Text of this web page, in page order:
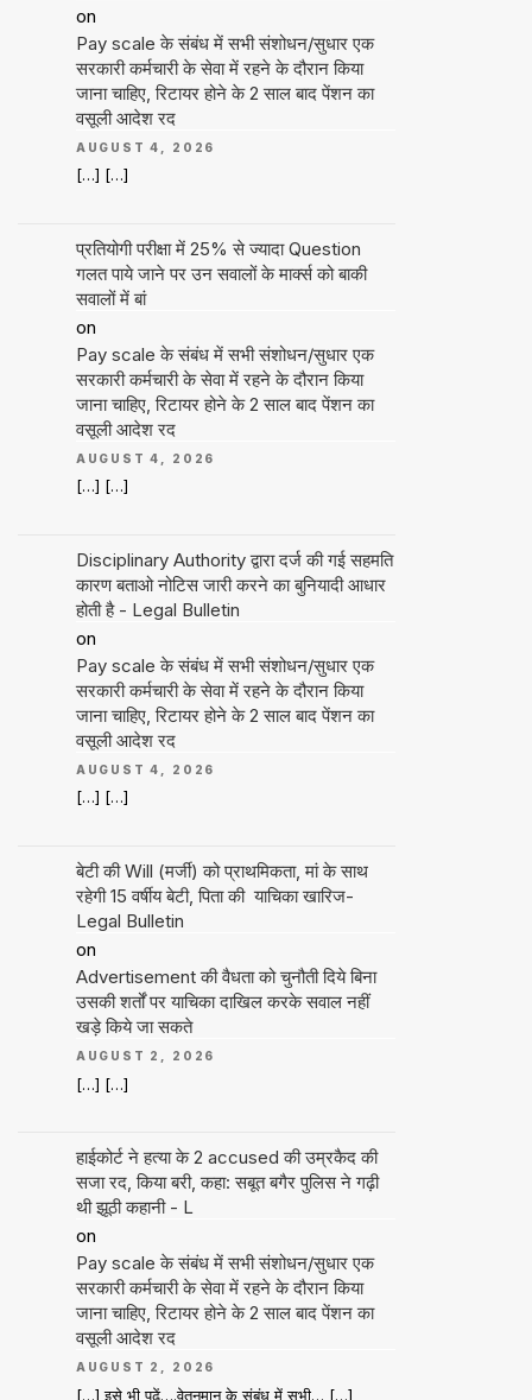
on
Pay scale के संबंध में सभी संशोधन/सुधार एक
सरकारी कर्मचारी के सेवा में रहने के दौरान किया
जाना चाहिए, रिटायर होने के 2 साल बाद पेंशन का
वसूली आदेश रद
AUGUST 4, 2026
[…] […]
प्रतियोगी परीक्षा में 25% से ज्यादा Question
गलत पाये जाने पर उन सवालों के मार्क्स को बाकी
सवालों में बां
on
Pay scale के संबंध में सभी संशोधन/सुधार एक
सरकारी कर्मचारी के सेवा में रहने के दौरान किया
जाना चाहिए, रिटायर होने के 2 साल बाद पेंशन का
वसूली आदेश रद
AUGUST 4, 2026
[…] […]
Disciplinary Authority द्वारा दर्ज की गई सहमति
कारण बताओ नोटिस जारी करने का बुनियादी आधार
होती है - Legal Bulletin
on
Pay scale के संबंध में सभी संशोधन/सुधार एक
सरकारी कर्मचारी के सेवा में रहने के दौरान किया
जाना चाहिए, रिटायर होने के 2 साल बाद पेंशन का
वसूली आदेश रद
AUGUST 4, 2026
[…] […]
बेटी की Will (मर्जी) को प्राथमिकता, मां के साथ
रहेगी 15 वर्षीय बेटी, पिता की याचिका खारिज-
Legal Bulletin
on
Advertisement की वैधता को चुनौती दिये बिना
उसकी शर्तों पर याचिका दाखिल करके सवाल नहीं
खड़े किये जा सकते
AUGUST 2, 2026
[…] […]
हाईकोर्ट ने हत्या के 2 accused की उम्रकैद की
सजा रद, किया बरी, कहा: सबूत बगैर पुलिस ने गढ़ी
थी झूठी कहानी - L
on
Pay scale के संबंध में सभी संशोधन/सुधार एक
सरकारी कर्मचारी के सेवा में रहने के दौरान किया
जाना चाहिए, रिटायर होने के 2 साल बाद पेंशन का
वसूली आदेश रद
AUGUST 2, 2026
[…] इसे भी पढ़ें….वेतनमान के संबंध में सभी… […]